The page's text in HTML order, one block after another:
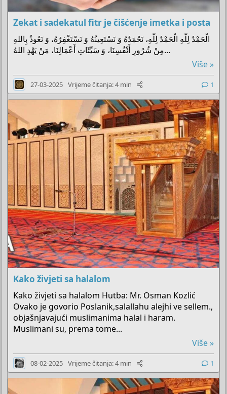
Zekat i sadekatul fitr je čišćenje imetka i posta
الْحَمْدُ لِلَّهِ الْحَمْدُ لِلَّهِ، نَحْمَدُهُ وَ نَسْتَعِينُهُ وَ نَسْتَغْفِرُهُ، وَ نَعُوذُ بِاللهِ
مِنْ شُرُورِ أَنْفُسِنَا، وَ سَيِّئَاتِ أَعْمَالِنَا، مَنْ يَهْدِ اللهُ...
Više »
27-03-2025 Vrijeme čitanja: 4 min 1
Kako živjeti sa halalom
Kako živjeti sa halalom Hutba: Mr. Osman Kozlić
Ovako je govorio Poslanik,salallahu alejhi ve sellem.,
objašnjavajući muslimanima halal i haram.
Muslimani su, prema tome...
Više »
08-02-2025 Vrijeme čitanja: 4 min 1